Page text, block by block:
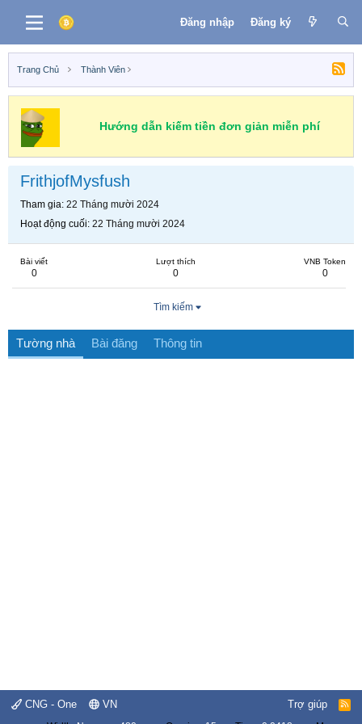
Đăng nhập Đăng ký
Trang Chủ Thành Viên
Hướng dẫn kiếm tiền đơn giản miễn phí
FrithjofMysfush
Tham gia 22 Tháng mười 2024
Hoạt động cuối 22 Tháng mười 2024
Bài viết
0
Lượt thích
0
VNB Token
0
Tìm kiếm
Tường nhà Bài đăng Thông tin
CNG - One VN Trợ giúp
R